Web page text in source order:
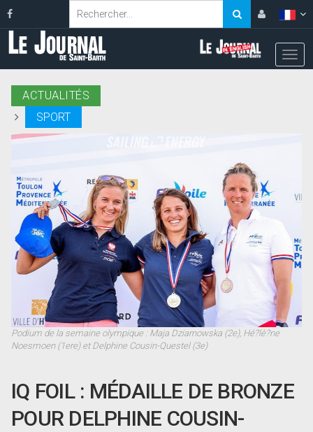
ACTUALITÉS
SPORT
Podium de la semaine olympique : Maja Dziarnowska (2e), Hé?lè?ne
Noesmoen (1ere) et Delphine Cousin-Questel (3e)
IQ FOIL : MÉDAILLE DE BRONZE
POUR DELPHINE COUSIN-